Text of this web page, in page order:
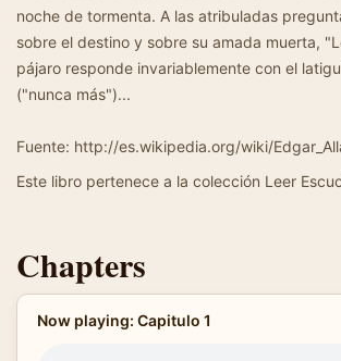
noche de tormenta. A las atribuladas
sobre el destino y sobre su amada muerta,
pájaro responde invariablemente con el
("nunca más")...
Fuente: http://es.wikipedia.org/wiki/
Este libro pertenece a la colección Leer
Chapters
Now playing: Capitulo 1